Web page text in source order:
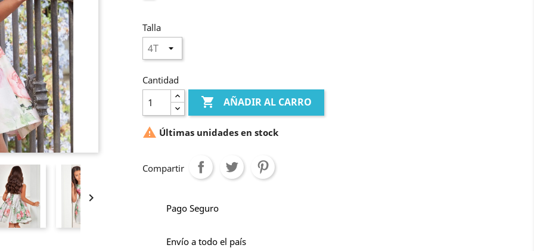

Talla
Cantidad
 AÑADIR AL CARRO
 Últimas unidades en stock
Compartir
Pago Seguro
Envío a todo el país